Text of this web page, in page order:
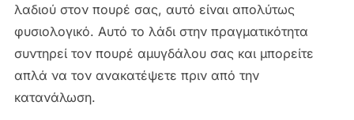
λαδιού στον πουρέ σας, αυτό είναι απολύτως
φυσιολογικό. Αυτό το λάδι στην πραγματικότητα
συντηρεί τον πουρέ αμυγδάλου σας και μπορείτε
απλά να τον ανακατέψετε πριν από την
κατανάλωση.